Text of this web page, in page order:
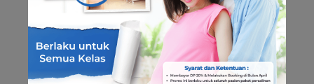
Capaian ini menunjukkan bahwa RS Happy Land
terus berupaya menjaga mutu pelayanan sekaligus
meningkatkan area yang masih memerlukan
perbaikan. Melalui komitmen dan kerja sama seluruh
tim, kami percaya bahwa mutu pelayanan yang baik
akan memberikan dampak nyata terhadap